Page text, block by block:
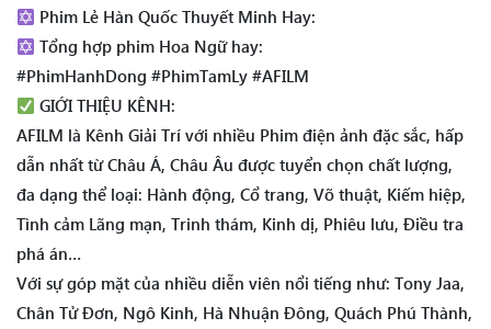
Phim Lẻ Hàn Quốc Thuyết Minh Hay:
Tổng hợp phim Hoa Ngữ hay:
#PhimHanhDong #PhimTamLy #AFILM
GIỚI THIỆU KÊNH:
AFILM là Kênh Giải Trí với nhiều Phim điện ảnh đặc sắc, hấp
dẫn nhất từ Châu Á, Châu Âu được tuyển chọn chất lượng,
đa dạng thể loại: Hành động, Cổ trang, Võ thuật, Kiếm hiệp,
Tình cảm Lãng mạn, Trinh thám, Kinh dị, Phiêu lưu, Điều tra
phá án…
Với sự góp mặt của nhiều diễn viên nổi tiếng như: Tony Jaa,
Chân Tử Đơn, Ngô Kinh, Hà Nhuận Đông, Quách Phú Thành,